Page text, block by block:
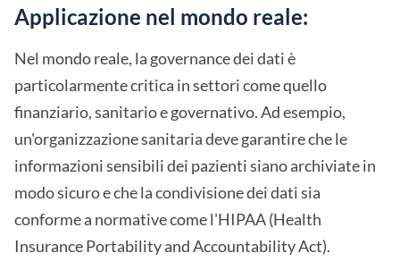
Applicazione nel mondo reale:
Nel mondo reale, la governance dei dati è
particolarmente critica in settori come quello
finanziario, sanitario e governativo. Ad esempio,
un'organizzazione sanitaria deve garantire che le
informazioni sensibili dei pazienti siano archiviate in
modo sicuro e che la condivisione dei dati sia
conforme a normative come l'HIPAA (Health
Insurance Portability and Accountability Act).